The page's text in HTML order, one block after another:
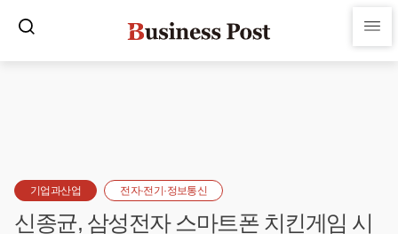
기업과산업 전자·전기·정보통신
신종균, 삼성전자 스마트폰 치킨게임 시